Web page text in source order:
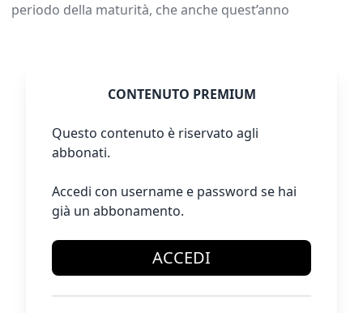
periodo della maturità, che anche quest’anno
CONTENUTO PREMIUM
Questo contenuto è riservato agli
abbonati.
Accedi con username e password se hai
già un abbonamento.
ACCEDI